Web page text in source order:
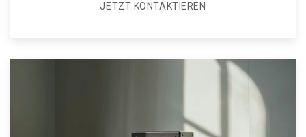
JETZT KONTAKTIEREN